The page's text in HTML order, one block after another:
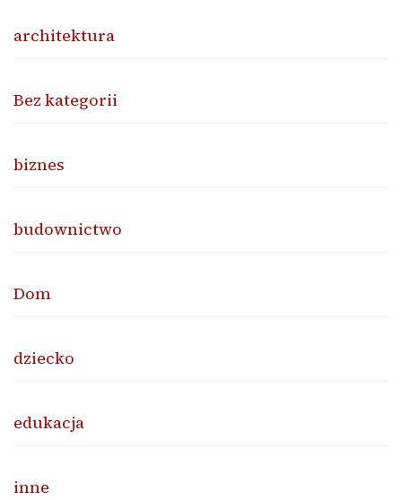
architektura
Bez kategorii
biznes
budownictwo
Dom
dziecko
edukacja
inne